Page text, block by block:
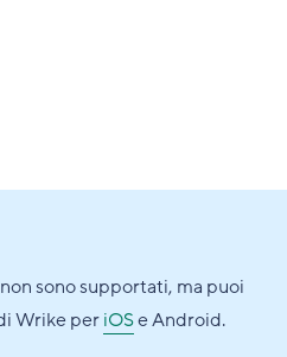
sono supportati, ma puoi
Wrike periOSe Android.